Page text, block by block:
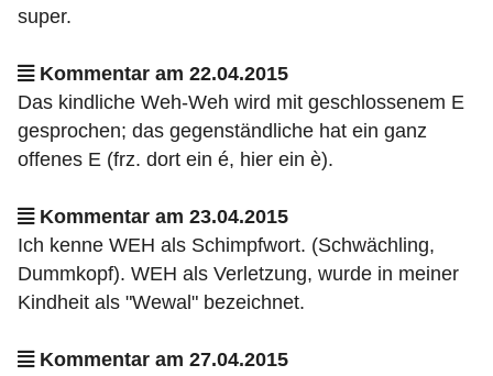
super.
Kommentar am 22.04.2015
Das kindliche Weh-Weh wird mit geschlossenem E
gesprochen; das gegenständliche hat ein ganz
offenes E (frz. dort ein é, hier ein è).
Kommentar am 23.04.2015
Ich kenne WEH als Schimpfwort. (Schwächling,
Dummkopf). WEH als Verletzung, wurde in meiner
Kindheit als "Wewal" bezeichnet.
Kommentar am 27.04.2015